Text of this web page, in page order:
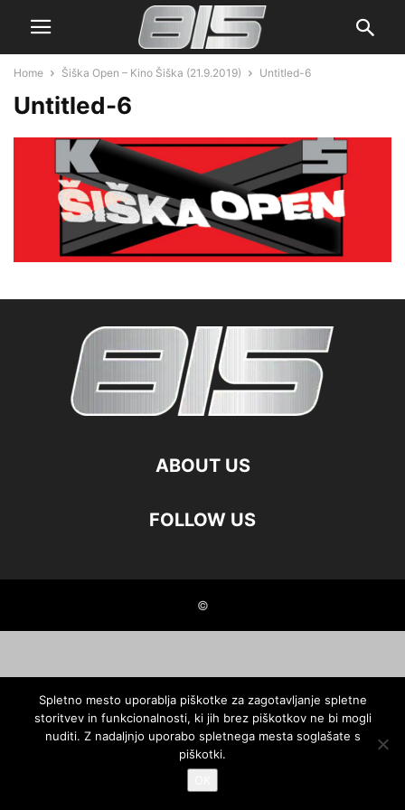
Home Šiška Open – Kino Šiška (21.9.2019) Untitled-6
Untitled-6
ABOUT US
FOLLOW US
©
Spletno mesto uporablja piškotke za zagotavljanje spletne
storitvev in funkcionalnosti, ki jih brez piškotkov ne bi mogli
nuditi. Z nadaljnjo uporabo spletnega mesta soglašate s
piškotki.